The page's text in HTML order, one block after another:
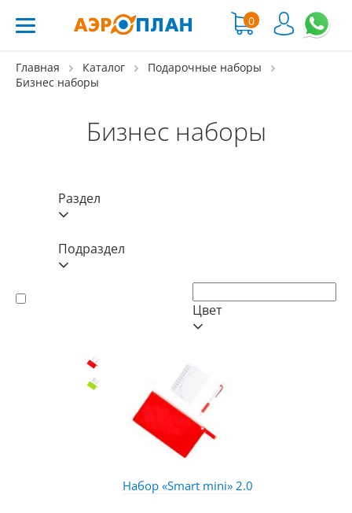
0
Главная Каталог
Подарочные наборы
Бизнес наборы
Бизнес наборы
Раздел
Подраздел
Цвет
Набор «Smart mini» 2.0